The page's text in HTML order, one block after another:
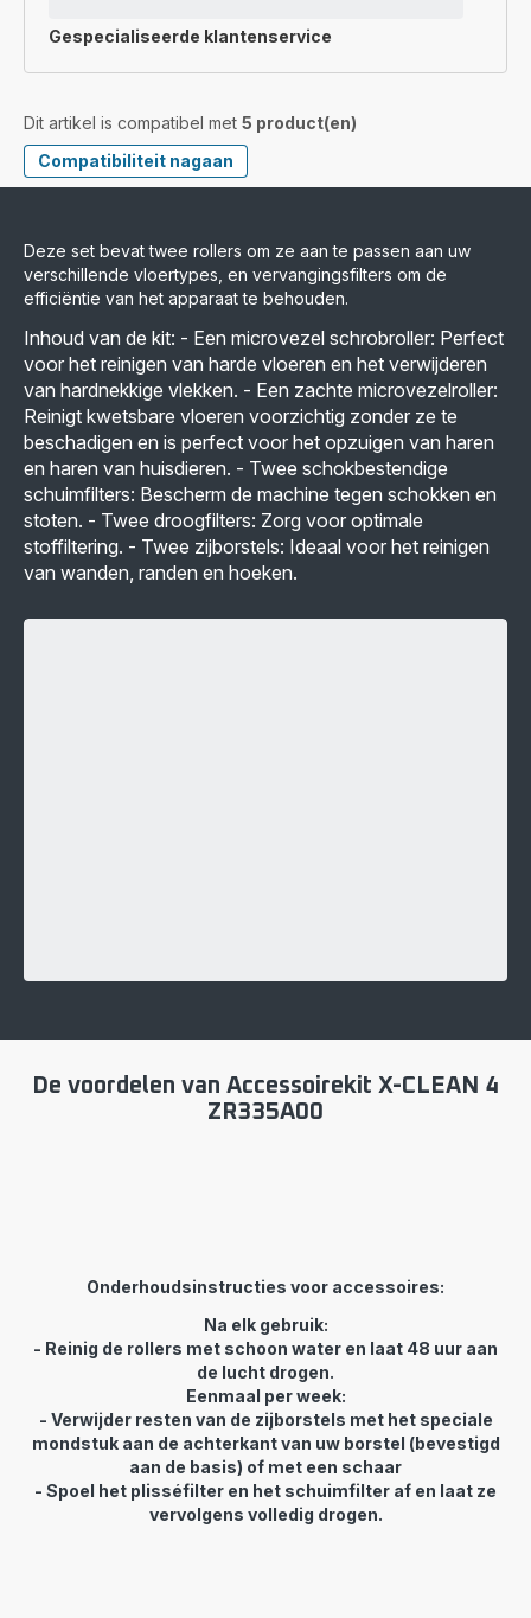
Gespecialiseerde klantenservice
Dit artikel is compatibel met 5 product(en)
Compatibiliteit nagaan
Deze set bevat twee rollers om ze aan te passen aan uw
verschillende vloertypes, en vervangingsfilters om de
efficiëntie van het apparaat te behouden.
Inhoud van de kit: - Een microvezel schrobroller: Perfect
voor het reinigen van harde vloeren en het verwijderen
van hardnekkige vlekken. - Een zachte microvezelroller:
Reinigt kwetsbare vloeren voorzichtig zonder ze te
beschadigen en is perfect voor het opzuigen van haren
en haren van huisdieren. - Twee schokbestendige
schuimfilters: Bescherm de machine tegen schokken en
stoten. - Twee droogfilters: Zorg voor optimale
stoffiltering. - Twee zijborstels: Ideaal voor het reinigen
van wanden, randen en hoeken.
De voordelen van Accessoirekit X-CLEAN 4
ZR335A00
Onderhoudsinstructies voor accessoires:
Na elk gebruik:
- Reinig de rollers met schoon water en laat 48 uur aan
de lucht drogen.
Eenmaal per week:
- Verwijder resten van de zijborstels met het speciale
mondstuk aan de achterkant van uw borstel (bevestigd
aan de basis) of met een schaar
- Spoel het plisséfilter en het schuimfilter af en laat ze
vervolgens volledig drogen.